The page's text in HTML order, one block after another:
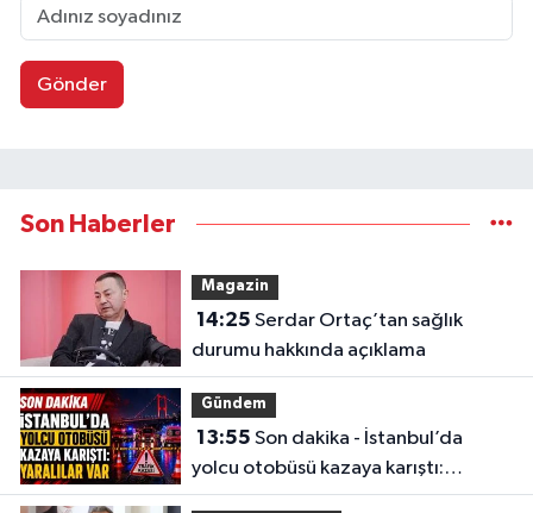
Gönder
Son Haberler
Magazin
14:25
durumu hakkında açıklama
Gündem
13:55
yolcu otobüsü kazaya karıştı:
Yaralılar var